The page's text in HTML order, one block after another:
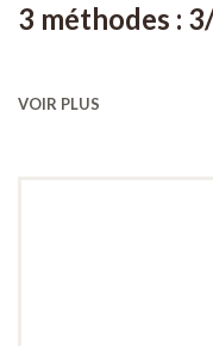
3 méthodes :
VOIR PLUS